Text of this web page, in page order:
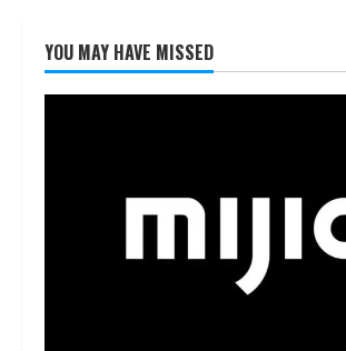
YOU MAY HAVE MISSED